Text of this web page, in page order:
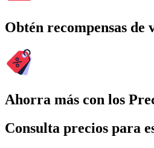
Obtén recompensas de
Ahorra más con los
Consulta precios para